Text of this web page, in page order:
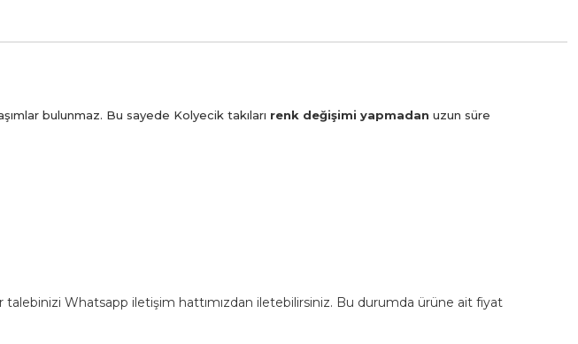
bulunmaz. Bu sayede Kolyecik takıları renk değişimi yapmadan uzun süre
talebinizi Whatsapp iletişim hattımızdan iletebilirsiniz. Bu durumda ürüne ait fiyat